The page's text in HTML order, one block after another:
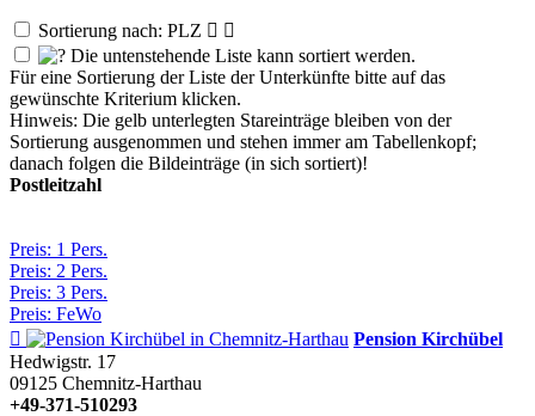
Sortierung nach: PLZ  
Die untenstehende Liste kann sortiert werden.
Für eine Sortierung der Liste der Unterkünfte bitte auf das
gewünschte Kriterium klicken.
Hinweis: Die gelb unterlegten Stareinträge bleiben von der
Sortierung ausgenommen und stehen immer am Tabellenkopf;
danach folgen die Bildeinträge (in sich sortiert)!
Postleitzahl
Preis: 1 Pers.
Preis: 2 Pers.
Preis: 3 Pers.
Preis: FeWo

Pension Kirchübel
Hedwigstr. 17
09125 Chemnitz-Harthau
+49-371-510293